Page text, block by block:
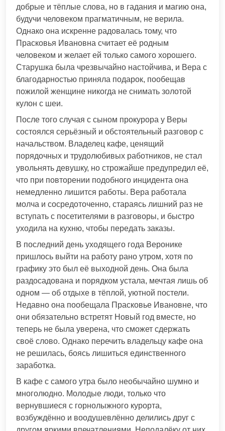
добрые и тёплые слова, но в гадания и магию она,
будучи человеком прагматичным, не верила.
Однако она искренне радовалась тому, что
Прасковья Ивановна считает её родным
человеком и желает ей только самого хорошего.
Старушка была чрезвычайно настойчива, и Вера с
благодарностью приняла подарок, пообещав
пожилой женщине никогда не снимать золотой
кулон с шеи.
После того случая с сыном прокурора у Веры
состоялся серьёзный и обстоятельный разговор с
начальством. Владелец кафе, ценящий
порядочных и трудолюбивых работников, не стал
увольнять девушку, но строжайше предупредил её,
что при повторении подобного инцидента она
немедленно лишится работы. Вера работала
молча и сосредоточенно, стараясь лишний раз не
вступать с посетителями в разговоры, и быстро
уходила на кухню, чтобы передать заказы.
В последний день уходящего года Веронике
пришлось выйти на работу рано утром, хотя по
графику это был её выходной день. Она была
раздосадована и порядком устала, мечтая лишь об
одном — об отдыхе в тёплой, уютной постели.
Недавно она пообещала Прасковье Ивановне, что
они обязательно встретят Новый год вместе, но
теперь не была уверена, что сможет сдержать
своё слово. Однако перечить владельцу кафе она
не решилась, боясь лишиться единственного
заработка.
В кафе с самого утра было необычайно шумно и
многолюдно. Молодые люди, только что
вернувшиеся с горнолыжного курорта,
возбуждённо и воодушевлённо делились друг с